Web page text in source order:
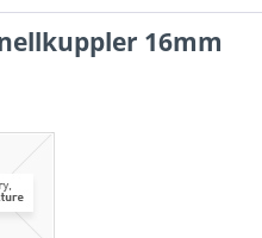
16mm